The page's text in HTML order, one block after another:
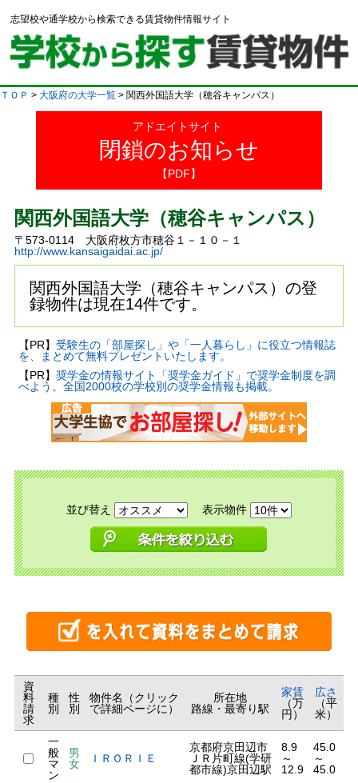
志望校や通学校から検索できる賃貸物件情報サイト
ＴＯＰ > 大阪府の大学一覧 > 関西外国語大学（穂谷キャンパス）
アドエイトサイト
閉鎖のお知らせ
【PDF】
関西外国語大学（穂谷キャンパス）
〒573-0114 大阪府枚方市穂谷１－１０－１
http://www.kansaigaidai.ac.jp/
関西外国語大学（穂谷キャンパス）の登
録物件は現在14件です。
【PR】 受験生の「部屋探し」や「一人暮らし」に役立つ情報誌
を、まとめて無料プレゼントいたします。
【PR】 奨学金の情報サイト「奨学金ガイド」で奨学金制度を調
べよう。全国2000校の学校別の奨学金情報も掲載。
並び替え 表示物件
資
料
請
求
種
別
性
別
物件名（クリック
で詳細ページに）
所在地
路線・最寄り駅
家賃
（万
円）
広さ
（平
米）
一
般
マ
ン
男
女
ＩＲＯＲＩＥ
京都府京田辺市
ＪＲ片町線(学研
都市線)京田辺駅
8.9
～
12.9
45.0
～
45.0